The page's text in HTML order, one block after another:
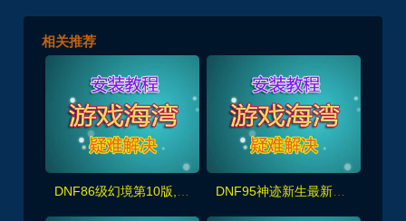
相关推荐
DNF86级幻境第10版,非常耐玩,完美宽屏+原汁原味剧情任务,带GM及视频教程 DNF95神迹新生最新版，5转真14键镶嵌,宽屏，修复完善且耐玩+GM+安装视频教程